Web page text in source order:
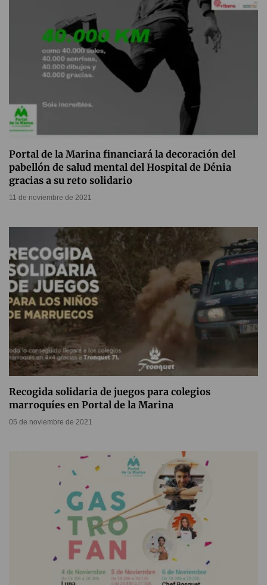
Portal de la Marina financiará la decoración del
pabellón de salud mental del Hospital de Dénia
gracias a su reto solidario
11 de noviembre de 2021
Recogida solidaria de juegos para colegios
marroquíes en Portal de la Marina
05 de noviembre de 2021